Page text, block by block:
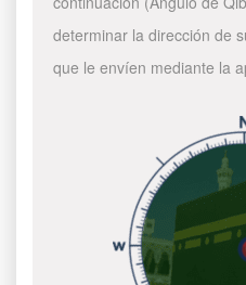
determinar la dirección de
que le envíen mediante la